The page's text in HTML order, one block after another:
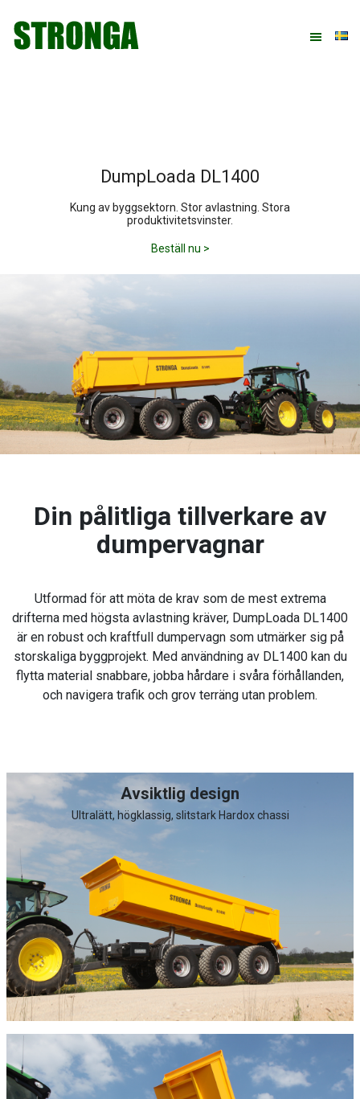
huvudnavigering
huvudinnehåll
sidfot
DumpLoada DL1400
Kung av byggsektorn. Stor avlastning. Stora
produktivitetsvinster.
Beställ nu >
Din pålitliga tillverkare av
dumpervagnar
Utformad för att möta de krav som de mest extrema
drifterna med högsta avlastning kräver, DumpLoada DL1400
är en robust och kraftfull dumpervagn som utmärker sig på
storskaliga byggprojekt. Med användning av DL1400 kan du
flytta material snabbare, jobba hårdare i svåra förhållanden,
och navigera trafik och grov terräng utan problem.
Avsiktlig design
Ultralätt, högklassig, slitstark Hardox chassi